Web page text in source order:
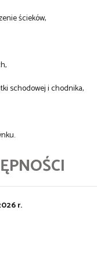
ścieków,
schodowej i chodnika,
r.